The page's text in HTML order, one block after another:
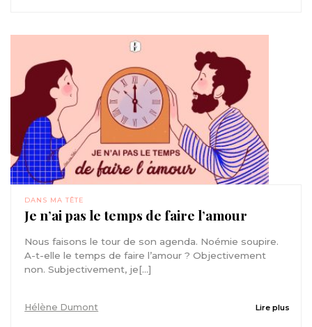
DANS MA TÊTE
Je n’ai pas le temps de faire l’amour
Nous faisons le tour de son agenda. Noémie soupire.
A-t-elle le temps de faire l’amour ? Objectivement
non. Subjectivement, je[...]
Hélène Dumont Lire plus